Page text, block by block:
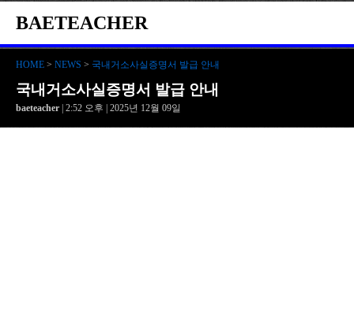
BAETEACHER
HOME > NEWS > 국내거소사실증명서 발급 안내
국내거소사실증명서 발급 안내
baeteacher | 2:52 오후 | 2025년 12월 09일